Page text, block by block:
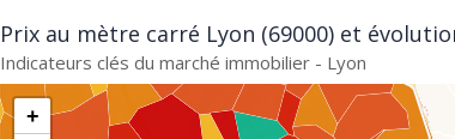
Prix au mètre carré Lyon (69000) et
Indicateurs clés du marché immobilier - Lyon
+